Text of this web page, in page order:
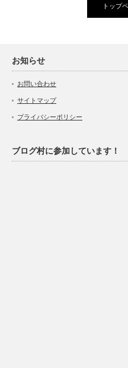
トップ
お知らせ
お問い合わせ
サイトマップ
プライバシーポリシー
ブログ村に参加しています！